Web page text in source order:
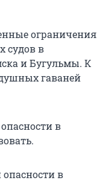
ограничения
судов в
и Бугульмы. К
гаваней
в
опасности в